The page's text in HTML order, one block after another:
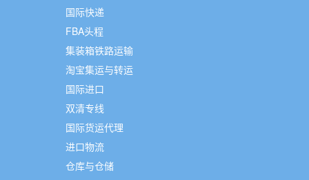
国际快递
FBA头程
集装箱铁路运输
淘宝集运与转运
国际进口
双清专线
国际货运代理
进口物流
仓库与仓储